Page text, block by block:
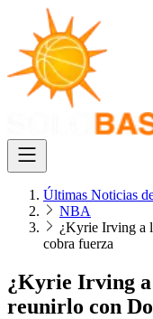
Últimas Noticias
NBA
¿Kyrie Irving a
cobra fuerza
¿Kyrie Irving a
reunirlo con